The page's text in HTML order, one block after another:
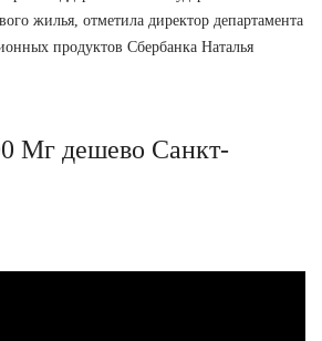
жилья, отметила директор департамента
продуктов Сбербанка Наталья
Мг дешево Санкт-